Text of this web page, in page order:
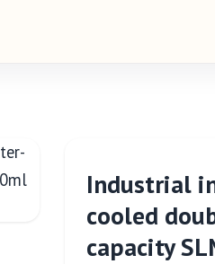
Industrial
cooled
capacity